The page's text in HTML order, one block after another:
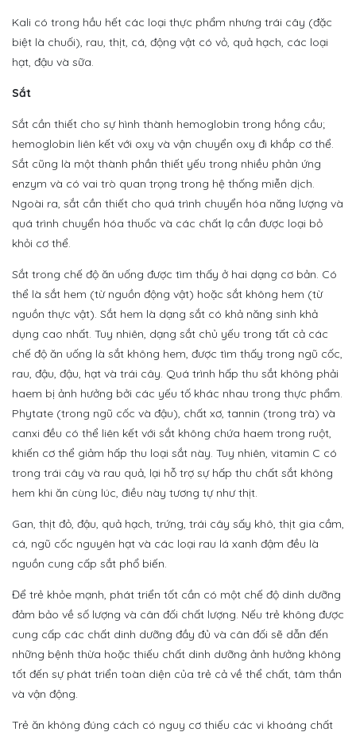
Kali có trong hầu hết các loại thực phẩm nhưng trái cây (đặc
biệt là chuối), rau, thịt, cá, động vật có vỏ, quả hạch, các loại
hạt, đậu và sữa.
Sắt
Sắt cần thiết cho sự hình thành hemoglobin trong hồng cầu;
hemoglobin liên kết với oxy và vận chuyển oxy đi khắp cơ thể.
Sắt cũng là một thành phần thiết yếu trong nhiều phản ứng
enzym và có vai trò quan trọng trong hệ thống miễn dịch.
Ngoài ra, sắt cần thiết cho quá trình chuyển hóa năng lượng và
quá trình chuyển hóa thuốc và các chất lạ cần được loại bỏ
khỏi cơ thể.
Sắt trong chế độ ăn uống được tìm thấy ở hai dạng cơ bản. Có
thể là sắt hem (từ nguồn động vật) hoặc sắt không hem (từ
nguồn thực vật). Sắt hem là dạng sắt có khả năng sinh khả
dụng cao nhất. Tuy nhiên, dạng sắt chủ yếu trong tất cả các
chế độ ăn uống là sắt không hem, được tìm thấy trong ngũ cốc,
rau, đậu, đậu, hạt và trái cây. Quá trình hấp thu sắt không phải
haem bị ảnh hưởng bởi các yếu tố khác nhau trong thực phẩm.
Phytate (trong ngũ cốc và đậu), chất xơ, tannin (trong trà) và
canxi đều có thể liên kết với sắt không chứa haem trong ruột,
khiến cơ thể giảm hấp thu loại sắt này. Tuy nhiên, vitamin C có
trong trái cây và rau quả, lại hỗ trợ sự hấp thu chất sắt không
hem khi ăn cùng lúc, điều này tương tự như thịt.
Gan, thịt đỏ, đậu, quả hạch, trứng, trái cây sấy khô, thịt gia cầm,
cá, ngũ cốc nguyên hạt và các loại rau lá xanh đậm đều là
nguồn cung cấp sắt phổ biến.
Để trẻ khỏe mạnh, phát triển tốt cần có một chế độ dinh dưỡng
đảm bảo về số lượng và cân đối chất lượng. Nếu trẻ không được
cung cấp các chất dinh dưỡng đầy đủ và cân đối sẽ dẫn đến
những bệnh thừa hoặc thiếu chất dinh dưỡng ảnh hưởng không
tốt đến sự phát triển toàn diện của trẻ cả về thể chất, tâm thần
và vận động.
Trẻ ăn không đúng cách có nguy cơ thiếu các vi khoáng chất